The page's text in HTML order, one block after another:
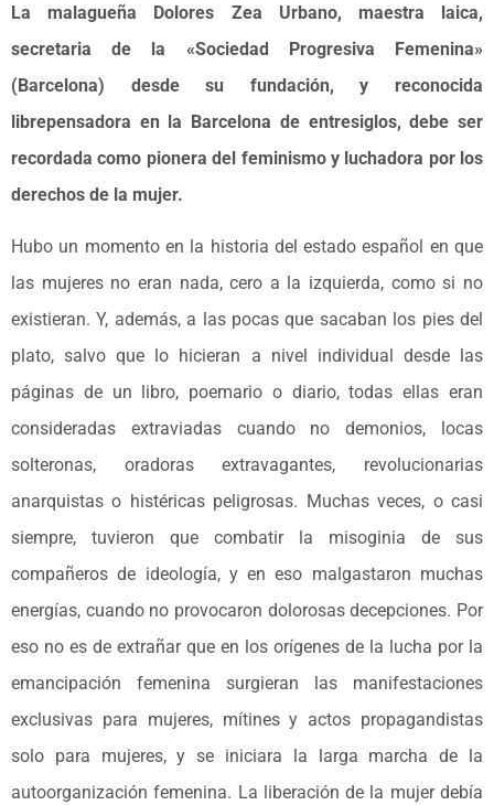
La malagueña Dolores Zea Urbano, maestra laica,
secretaria de la «Sociedad Progresiva Femenina»
(Barcelona) desde su fundación, y reconocida
librepensadora en la Barcelona de entresiglos, debe ser
recordada como pionera del feminismo y luchadora por los
derechos de la mujer.
Hubo un momento en la historia del estado español en que
las mujeres no eran nada, cero a la izquierda, como si no
existieran. Y, además, a las pocas que sacaban los pies del
plato, salvo que lo hicieran a nivel individual desde las
páginas de un libro, poemario o diario, todas ellas eran
consideradas extraviadas cuando no demonios, locas
solteronas, oradoras extravagantes, revolucionarias
anarquistas o histéricas peligrosas. Muchas veces, o casi
siempre, tuvieron que combatir la misoginia de sus
compañeros de ideología, y en eso malgastaron muchas
energías, cuando no provocaron dolorosas decepciones. Por
eso no es de extrañar que en los orígenes de la lucha por la
emancipación femenina surgieran las manifestaciones
exclusivas para mujeres, mítines y actos propagandistas
solo para mujeres, y se iniciara la larga marcha de la
autoorganización femenina. La liberación de la mujer debía